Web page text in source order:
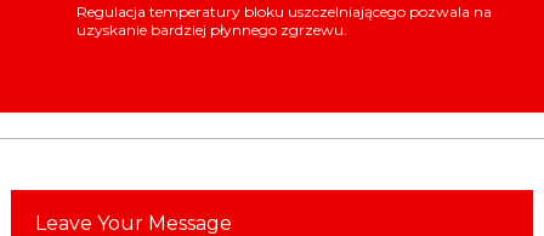
Regulacja temperatury bloku uszczelniającego pozwala na
uzyskanie bardziej płynnego zgrzewu.
Leave Your Message